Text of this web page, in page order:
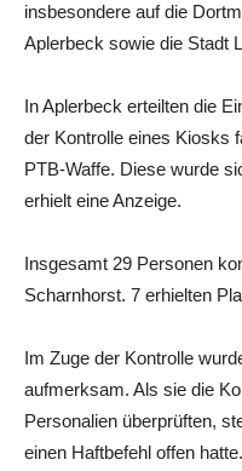
insbesondere auf die
Aplerbeck sowie die Stadt
In Aplerbeck erteilten die
der Kontrolle eines Kiosks
PTB-Waffe. Diese wurde
erhielt eine Anzeige.
Insgesamt 29 Personen
Scharnhorst. 7 erhielten
Im Zuge der Kontrolle
aufmerksam. Als sie die
Personalien überprüften,
einen Haftbefehl offen